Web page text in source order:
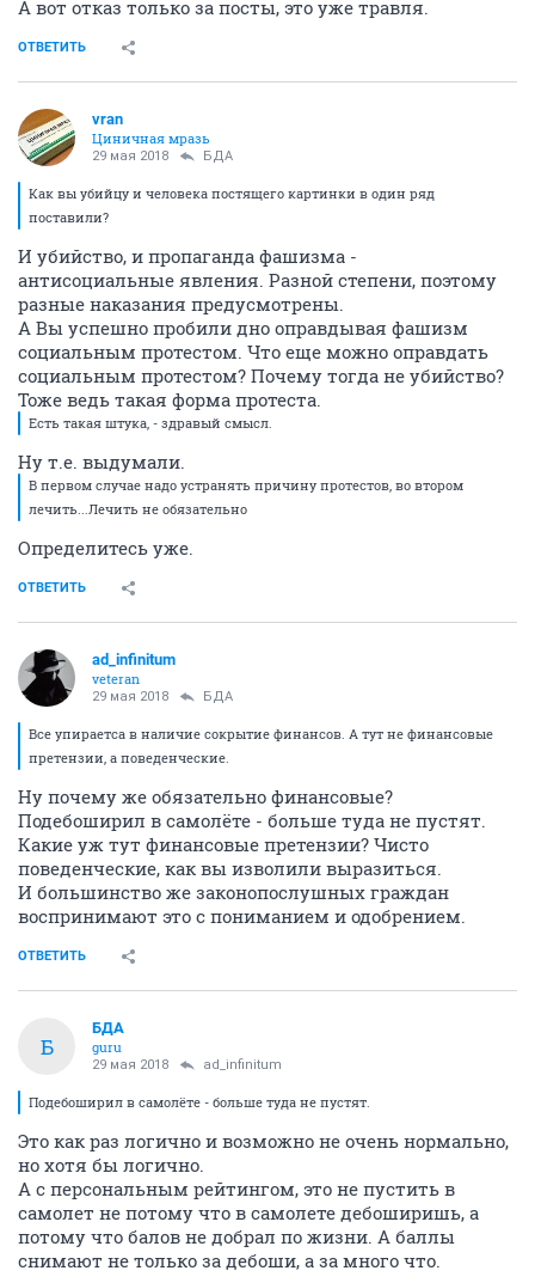
А вот отказ только за посты, это уже травля.
ОТВЕТИТЬ
vran
Циничная мразь
29 мая 2018 БДА
Как вы убийцу и человека постящего картинки в один ряд
поставили?
И убийство, и пропаганда фашизма -
антисоциальные явления. Разной степени, поэтому
разные наказания предусмотрены.
А Вы успешно пробили дно оправдывая фашизм
социальным протестом. Что еще можно оправдать
социальным протестом? Почему тогда не убийство?
Тоже ведь такая форма протеста.
Есть такая штука, - здравый смысл.
Ну т.е. выдумали.
В первом случае надо устранять причину протестов, во втором
лечить...Лечить не обязательно
Определитесь уже.
ОТВЕТИТЬ
ad_infinitum
veteran
29 мая 2018 БДА
Все упираетса в наличие сокрытие финансов. А тут не финансовые
претензии, а поведенческие.
Ну почему же обязательно финансовые?
Подебоширил в самолёте - больше туда не пустят.
Какие уж тут финансовые претензии? Чисто
поведенческие, как вы изволили выразиться.
И большинство же законопослушных граждан
воспринимают это с пониманием и одобрением.
ОТВЕТИТЬ
Б
БДА
guru
29 мая 2018 ad_infinitum
Подебоширил в самолёте - больше туда не пустят.
Это как раз логично и возможно не очень нормально,
но хотя бы логично.
А с персональным рейтингом, это не пустить в
самолет не потому что в самолете дебоширишь, а
потому что балов не добрал по жизни. А баллы
снимают не только за дебоши, а за много что.